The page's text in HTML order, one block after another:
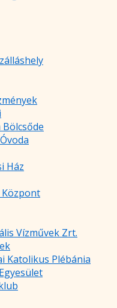
Ház
Központ
Vízművek Zrt.
Katolikus Plébánia